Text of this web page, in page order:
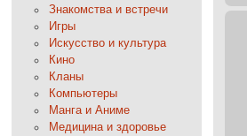
Знакомства и встречи
Игры
Искусство и культура
Кино
Кланы
Компьютеры
Манга и Аниме
Медицина и здоровье